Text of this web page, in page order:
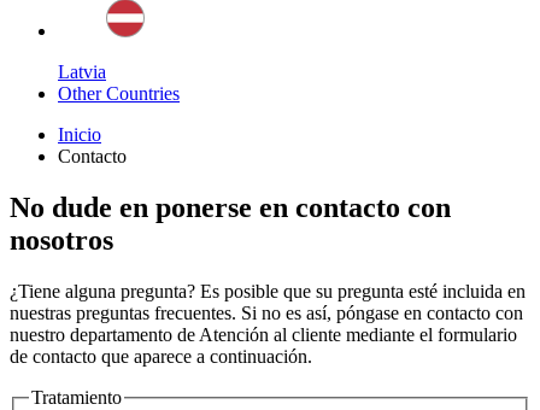
Latvia
Other Countries
Inicio
Contacto
No dude en ponerse en contacto con
nosotros
¿Tiene alguna pregunta? Es posible que su pregunta esté incluida en
nuestras preguntas frecuentes. Si no es así, póngase en contacto con
nuestro departamento de Atención al cliente mediante el formulario
de contacto que aparece a continuación.
Tratamiento